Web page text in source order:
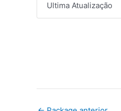
Ultima Atualização